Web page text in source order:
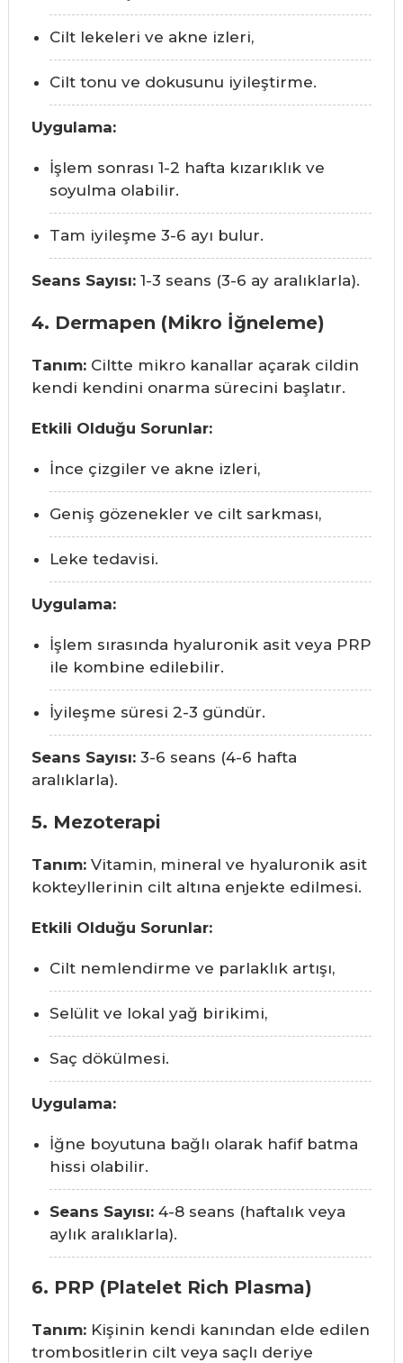
Cilt lekeleri ve akne izleri,
Cilt tonu ve dokusunu iyileştirme.
Uygulama:
İşlem sonrası 1-2 hafta kızarıklık ve
soyulma olabilir.
Tam iyileşme 3-6 ayı bulur.
Seans Sayısı:1-3 seans (3-6 ay aralıklarla).
4. Dermapen (Mikro İğneleme)
Tanım:Ciltte mikro kanallar açarak cildin
kendi kendini onarma sürecini başlatır.
Etkili Olduğu Sorunlar:
İnce çizgiler ve akne izleri,
Geniş gözenekler ve cilt sarkması,
Leke tedavisi.
Uygulama:
İşlem sırasında hyaluronik asit veya PRP
ile kombine edilebilir.
İyileşme süresi 2-3 gündür.
Seans Sayısı:3-6 seans (4-6 hafta
aralıklarla).
5. Mezoterapi
Tanım:Vitamin, mineral ve hyaluronik asit
kokteyllerinin cilt altına enjekte edilmesi.
Etkili Olduğu Sorunlar:
Cilt nemlendirme ve parlaklık artışı,
Selülit ve lokal yağ birikimi,
Saç dökülmesi.
Uygulama:
İğne boyutuna bağlı olarak hafif batma
hissi olabilir.
Seans Sayısı:4-8 seans (haftalık veya
aylık aralıklarla).
6. PRP (Platelet Rich Plasma)
Tanım:Kişinin kendi kanından elde edilen
trombositlerin cilt veya saçlı deriye